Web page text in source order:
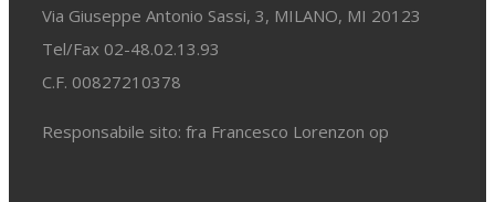
Via Giuseppe Antonio Sassi, 3, MILANO, MI 20123
Tel/Fax 02-48.02.13.93
C.F. 00827210378
Responsabile sito: fra Francesco Lorenzon op